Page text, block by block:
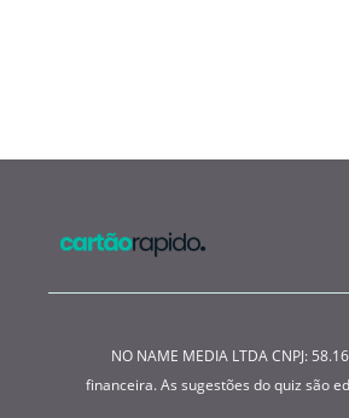
NO NAME MEDIA LTDA CNPJ:
financeira. As sugestões do quiz são